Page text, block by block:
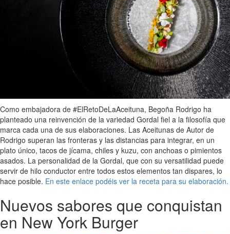
Como embajadora de #ElRetoDeLaAceituna, Begoña Rodrigo ha
planteado una reinvención de la variedad Gordal fiel a la filosofía que
marca cada una de sus elaboraciones. Las Aceitunas de Autor de
Rodrigo superan las fronteras y las distancias para integrar, en un
plato único, tacos de jícama, chiles y kuzu, con anchoas o pimientos
asados. La personalidad de la Gordal, que con su versatilidad puede
servir de hilo conductor entre todos estos elementos tan dispares, lo
hace posible. En este enlace podéis ver la receta para su elaboración.
Nuevos sabores que conquistan
en New York Burger